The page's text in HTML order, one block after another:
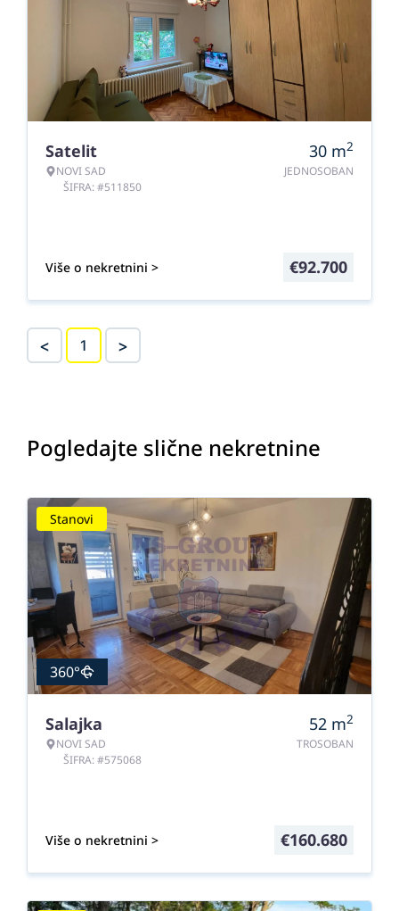
Satelit
NOVI SAD
ŠIFRA: #511850
30 m2
JEDNOSOBAN
Više o nekretnini > €92.700
< 1 >
Pogledajte slične nekretnine
Stanovi
360°
Salajka
NOVI SAD
ŠIFRA: #575068
52 m2
TROSOBAN
Više o nekretnini > €160.680